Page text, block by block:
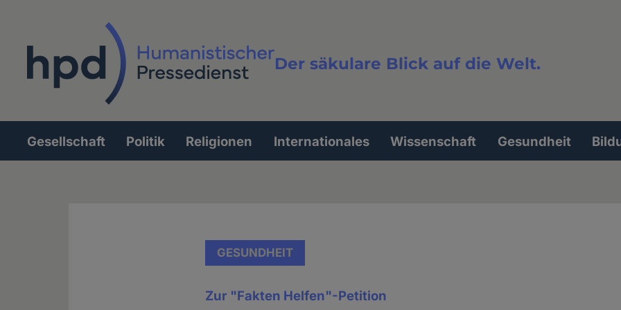
Der säkulare Blick auf die Welt.
Volltextsuche
Hauptnavigation
Gesellschaft Politik Religionen Internationales Wissenschaft Gesundheit
GESUNDHEIT
Zur "Fakten Helfen"-Petition